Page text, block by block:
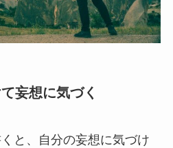
妄想に気づく
と、自分の妄想に気づけ